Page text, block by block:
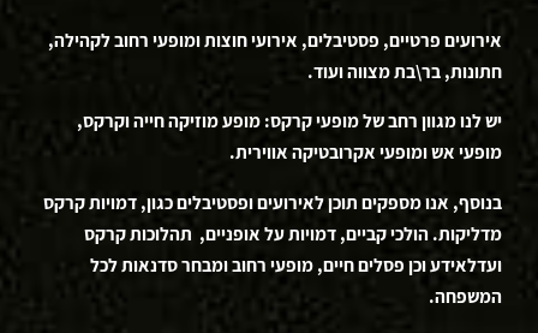
אירועים פרטיים, פסטיבלים, אירועי חוצות ומופעי רחוב לקהילה,
חתונות, בר\בת מצווה ועוד.
יש לנו מגוון רחב של מופעי קרקס: מופע מוזיקה חייה וקרקס,
מופעי אש ומופעי אקרובטיקה אווירית.
בנוסף, אנו מספקים תוכן לאירועים ופסטיבלים כגון, דמויות קרקס
מדליקות. הולכי קביים, דמויות על אופניים, תהלוכות קרקס
ועדלאידע וכן פסלים חיים, מופעי רחוב ומבחר סדנאות לכל
המשפחה.